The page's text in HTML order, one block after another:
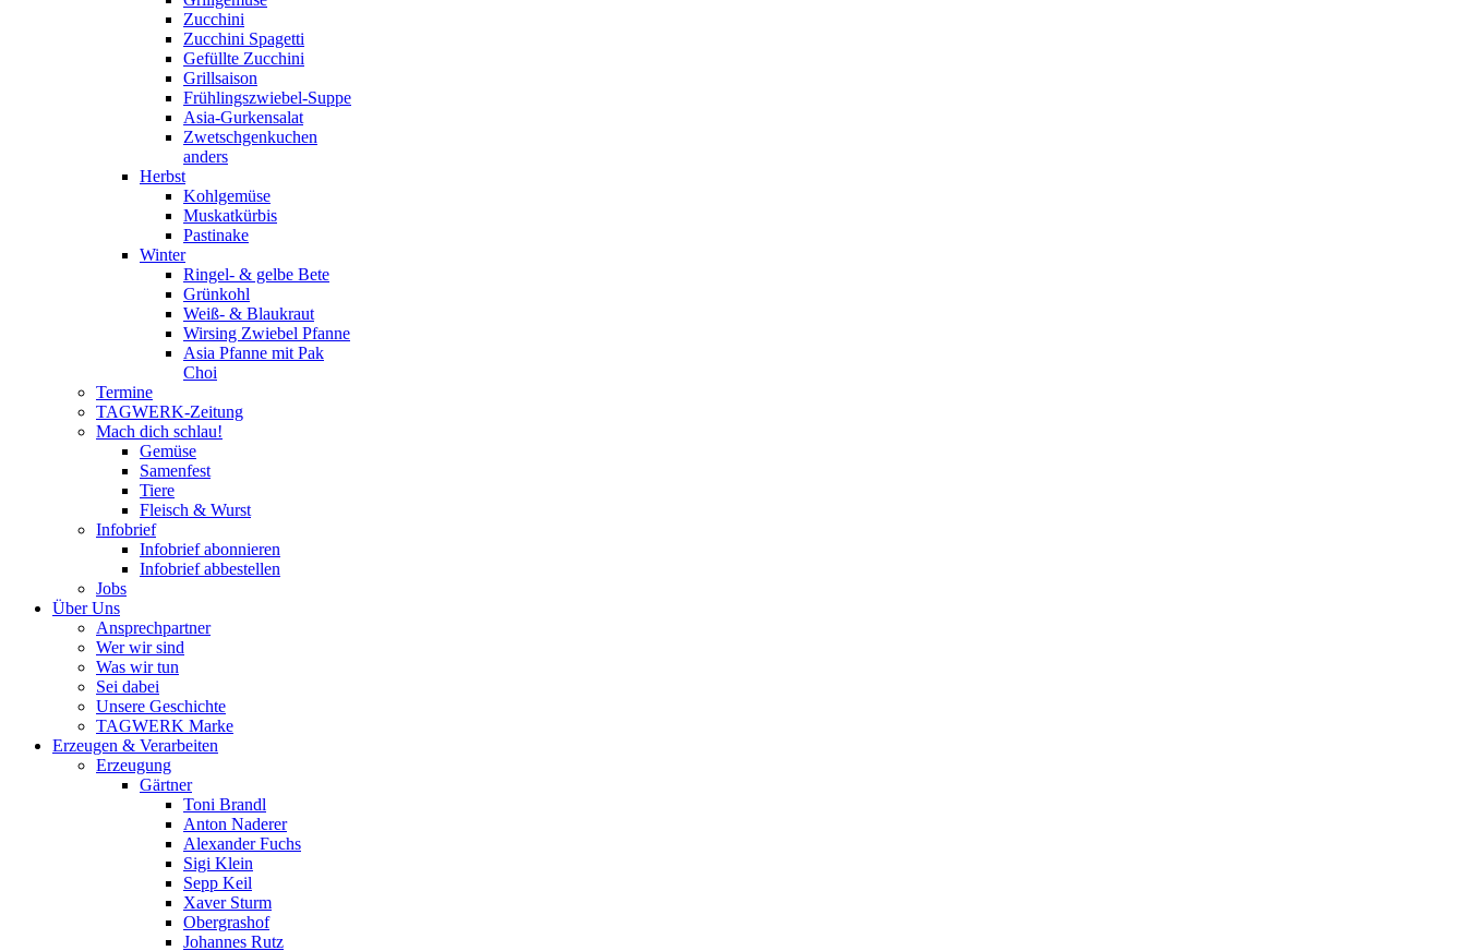
Zucchini
Zucchini Spagetti
Gefüllte Zucchini
Grillsaison
Frühlingszwiebel-Suppe
Asia-Gurkensalat
Zwetschgenkuchen
anders
Herbst
Kohlgemüse
Muskatkürbis
Pastinake
Winter
Ringel- & gelbe Bete
Grünkohl
Weiß- & Blaukraut
Wirsing Zwiebel Pfanne
Asia Pfanne mit Pak
Choi
Termine
TAGWERK-Zeitung
Mach dich schlau!
Gemüse
Samenfest
Tiere
Fleisch & Wurst
Infobrief
Infobrief abonnieren
Infobrief abbestellen
Jobs
Über Uns
Ansprechpartner
Wer wir sind
Was wir tun
Sei dabei
Unsere Geschichte
TAGWERK Marke
Erzeugen & Verarbeiten
Erzeugung
Gärtner
Toni Brandl
Anton Naderer
Alexander Fuchs
Sigi Klein
Sepp Keil
Xaver Sturm
Obergrashof
Johannes Rutz